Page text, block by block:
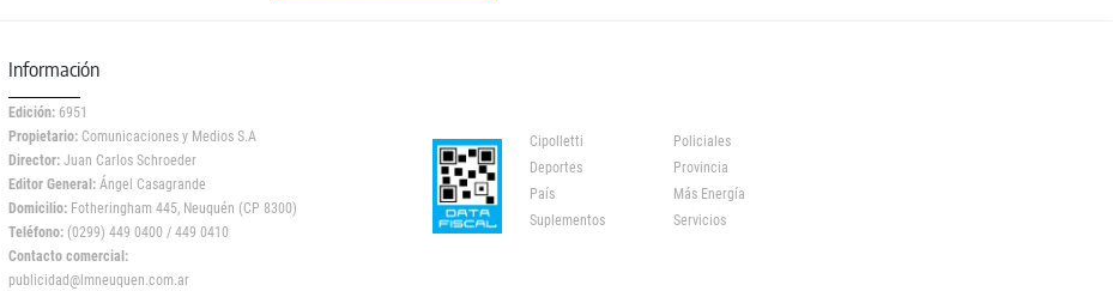
Información
Edición: 6951
Propietario: Comunicaciones y Medios S.A
Director: Juan Carlos Schroeder
Editor General: Ángel Casagrande
Domicilio: Fotheringham 445, Neuquén (CP 8300)
Teléfono: (0299) 449 0400 / 449 0410
Contacto comercial:
publicidad@lmneuquen.com.ar
Cipolletti
Policiales
Deportes
Provincia
País
Más Energía
Suplementos
Servicios